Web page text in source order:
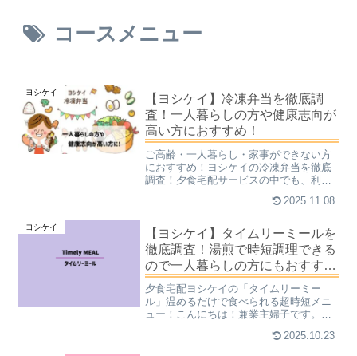
コースメニュー
ヨシケイ
【ヨシケイ】冷凍弁当を徹底調
査！一人暮らしの方や健康志向が
高い方におすすめ！
ご高齢・一人暮らし・家事ができない方
におすすめ！ヨシケイの冷凍弁当を徹底
調査！夕食宅配サービスの中でも、利用
イ」。どうして人気が高いか。その理由
野菜や、半分だけ調理した...
2025.11.08
ヨシケイ
【ヨシケイ】タイムリーミールを
徹底調査！湯煎で時短調理できる
ので一人暮らしの方にもおすす
め！
夕食宅配ヨシケイの「タイムリーミー
ル」温めるだけで食べられる超時短メニ
ュー！こんにちは！兼業主婦子です。毎
先まで配達してくれるヨシケイ。専属の
2025.10.23